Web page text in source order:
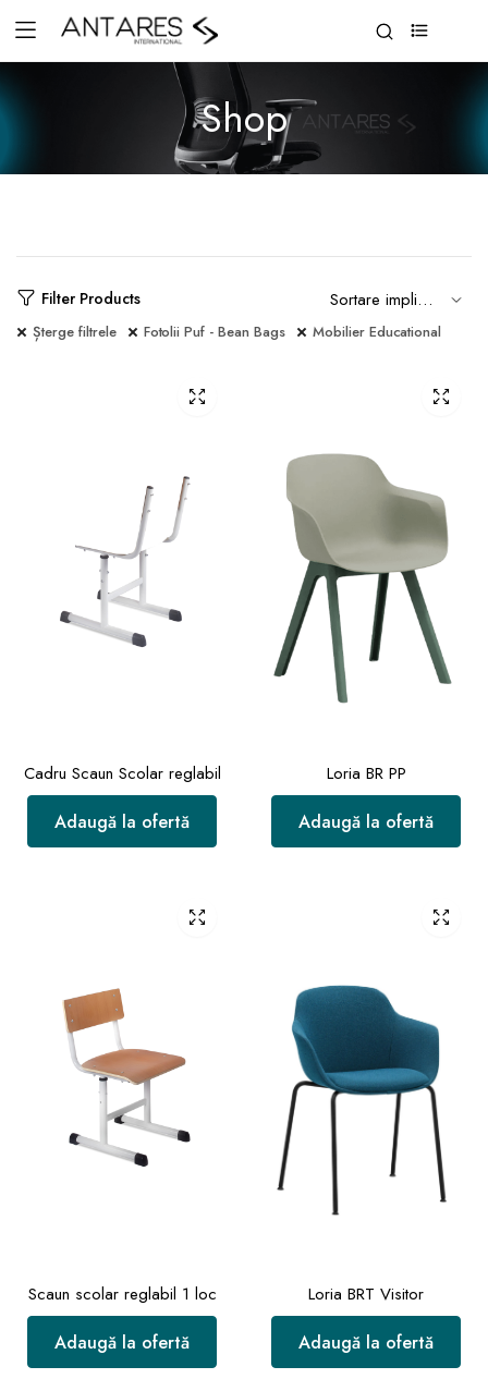
Shop
Filter Products
Șterge filtrele Fotolii Puf - Bean Bags Mobilier Educational
Cadru Scaun Scolar reglabil
Adaugă la ofertă
Loria BR PP
Adaugă la ofertă
Scaun scolar reglabil 1 loc
Adaugă la ofertă
Loria BRT Visitor
Adaugă la ofertă